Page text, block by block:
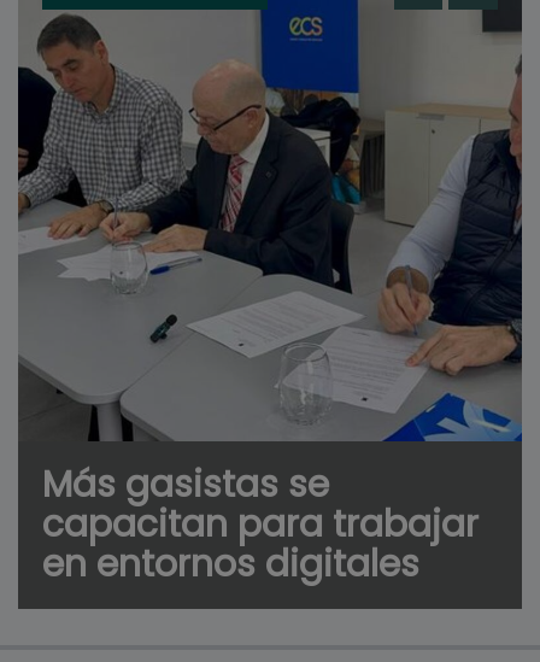
Más gasistas se
capacitan para trabajar
en entornos digitales